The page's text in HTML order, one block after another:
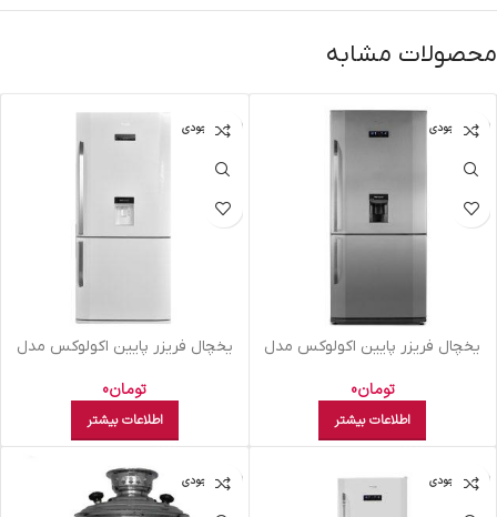
محصولات مشابه
اتمام موجودی
يخچال فريزر پايين اکولوکس مدل
تومان0
اطلاعات بیشتر
اتمام موجودی
يخچال فريزر پايين اکولوکس مدل
تومان0
اطلاعات بیشتر
اتمام موجودی اتمام موجودی